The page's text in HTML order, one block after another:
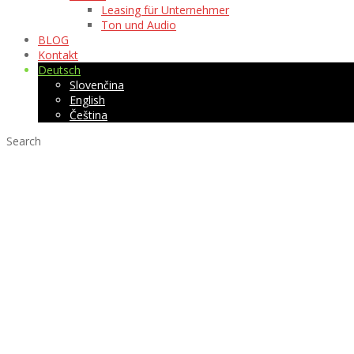
Leasing für Unternehmer
Ton und Audio
BLOG
Kontakt
Deutsch
Slovenčina
English
Čeština
Search